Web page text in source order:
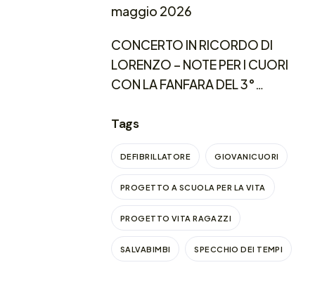
maggio 2026
CONCERTO IN RICORDO DI
LORENZO – NOTE PER I CUORI
CON LA FANFARA DEL 3°
LOMBARDIA
Tags
DEFIBRILLATORE GIOVANICUORI
PROGETTO A SCUOLA PER LA VITA
PROGETTO VITA RAGAZZI
SALVABIMBI SPECCHIO DEI TEMPI